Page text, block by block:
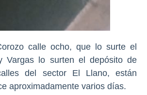
calle ocho, que lo surte el
Vargas lo surten el depósito de
del sector El Llano, están
aproximadamente varios días.